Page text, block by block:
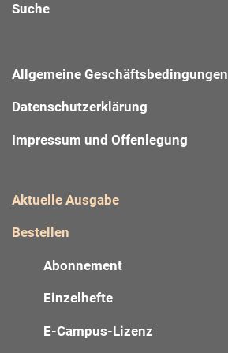
Suche
Allgemeine Geschäftsbedingungen
Datenschutzerklärung
Impressum und Offenlegung
Aktuelle Ausgabe
Bestellen
Abonnement
Einzelhefte
E-Campus-Lizenz